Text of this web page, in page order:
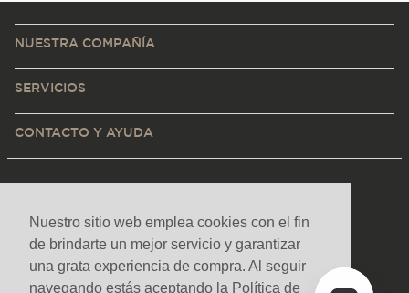
Nuestro sitio web emplea cookies con el fin
de brindarte un mejor servicio y garantizar
una grata experiencia de compra. Al seguir
navegando estás aceptando la Política de
NUESTRA COMPAÑÍA
SERVICIOS
CONTACTO Y AYUDA